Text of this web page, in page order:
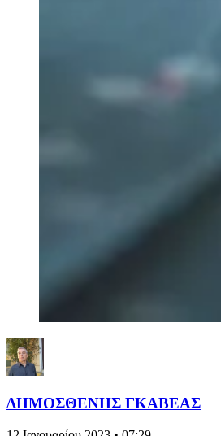
ΔΗΜΟΣΘΕΝΗΣ ΓΚΑΒΕΑΣ